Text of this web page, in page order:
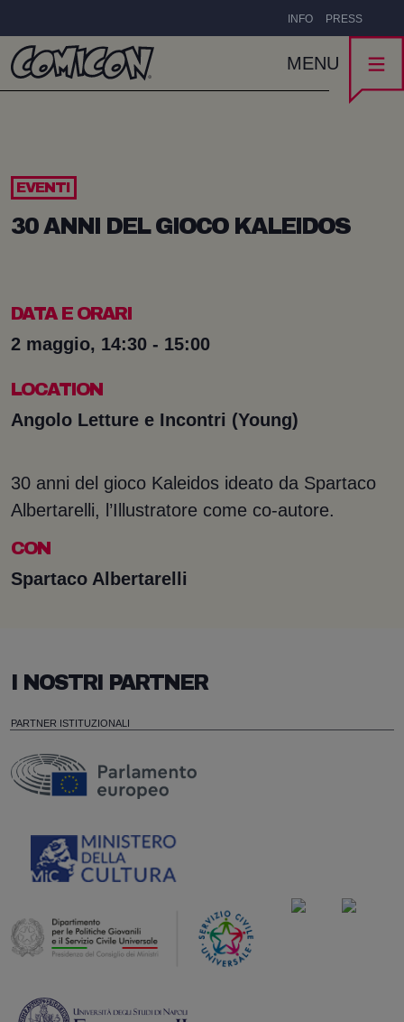
INFO PRESS
MENU
EVENTI
30 ANNI DEL GIOCO KALEIDOS
DATA E ORARI
2 maggio, 14:30 - 15:00
LOCATION
Angolo Letture e Incontri (Young)
30 anni del gioco Kaleidos ideato da Spartaco
Albertarelli, l’Illustratore come co-autore.
CON
Spartaco Albertarelli
I NOSTRI PARTNER
PARTNER ISTITUZIONALI